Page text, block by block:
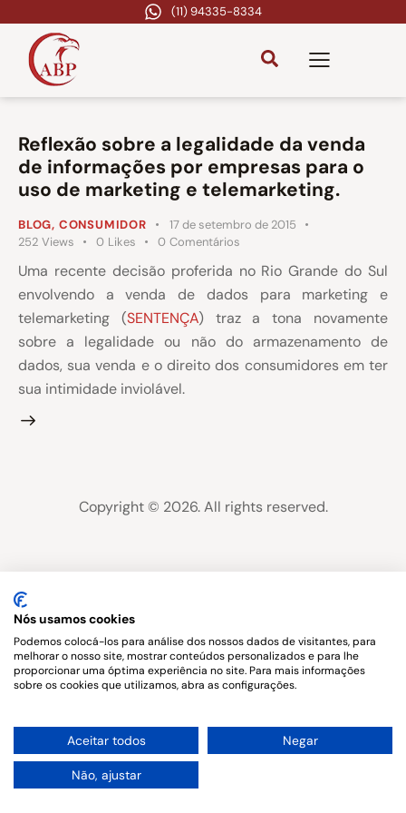
(11) 94335-8334
Reflexão sobre a legalidade da venda
de informações por empresas para o
uso de marketing e telemarketing.
BLOG, CONSUMIDOR
17 de setembro de 2015
252 Views 0 Likes 0 Comentários
Uma recente decisão proferida no Rio Grande do Sul
envolvendo a venda de dados para marketing e
telemarketing (SENTENÇA) traz a tona novamente
sobre a legalidade ou não do armazenamento de
dados, sua venda e o direito dos consumidores em ter
sua intimidade inviolável.
Copyright © 2026. All rights reserved.
Nós usamos cookies
Podemos colocá-los para análise dos nossos dados de visitantes, para
melhorar o nosso site, mostrar conteúdos personalizados e para lhe
proporcionar uma óptima experiência no site. Para mais informações
sobre os cookies que utilizamos, abra as configurações.
Aceitar todos Negar
Não, ajustar